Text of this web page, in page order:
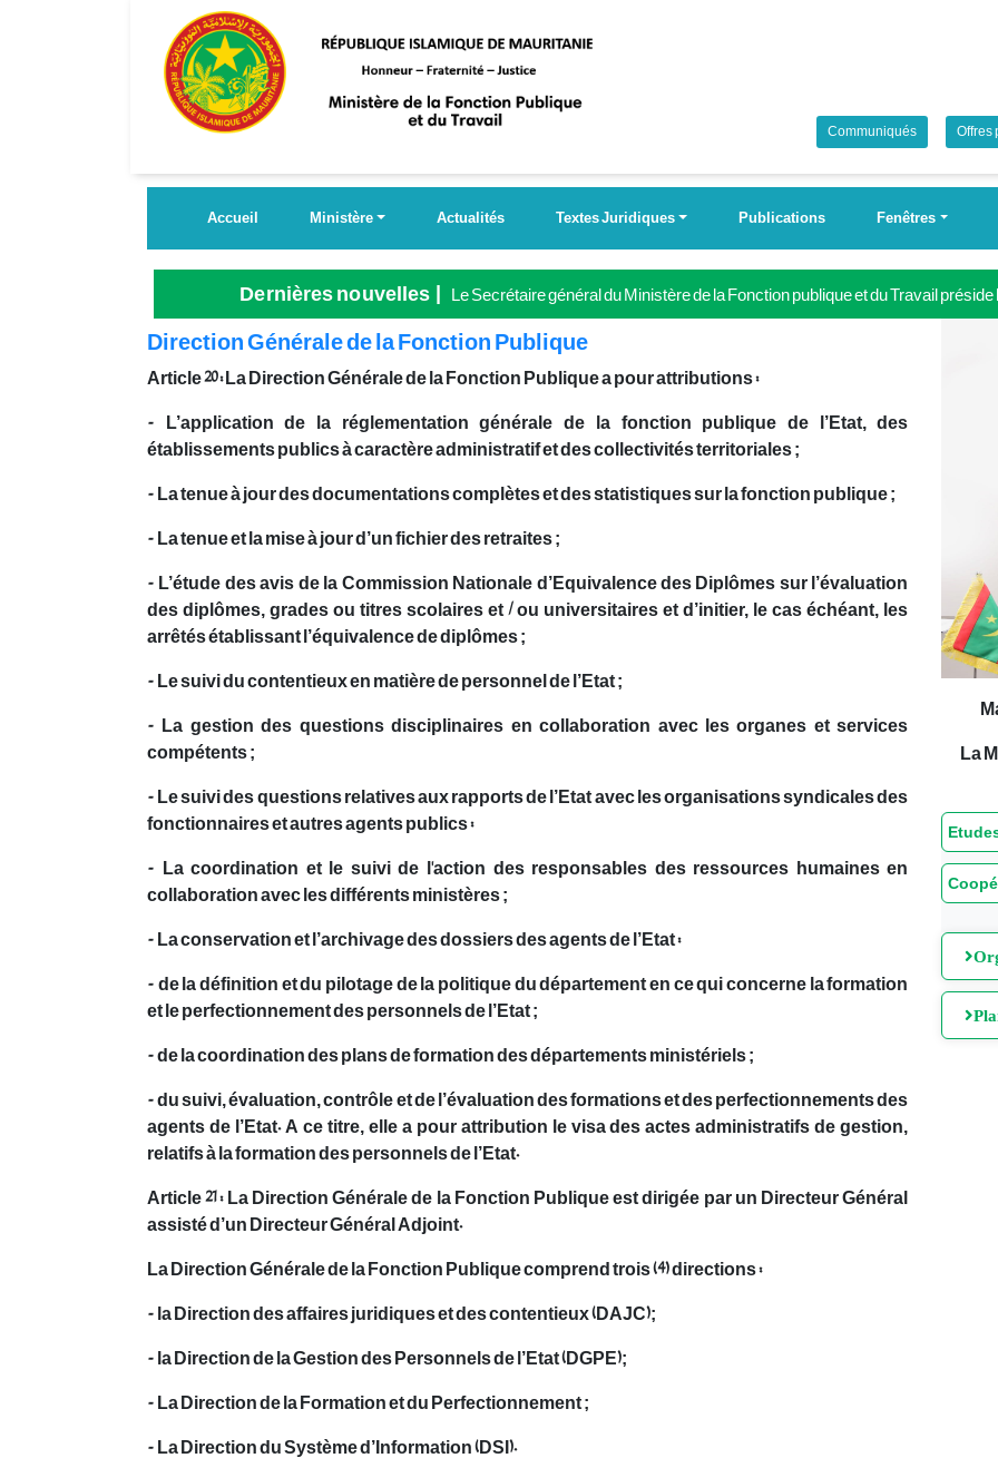
Communiqués Offres
Accueil Ministère Actualités Textes Juridiques Publications Fenêtres
Dernières nouvelles
Le Secrétaire général du Ministère de la Fonction publique et du Travail
Direction Générale de la Fonction Publique
Article 20 : La Direction Générale de la Fonction Publique a pour attributions :
- L’application de la réglementation générale de la fonction publique de l’Etat, des
établissements publics à caractère administratif et des collectivités territoriales ;
- La tenue à jour des documentations complètes et des statistiques sur la fonction publique ;
- La tenue et la mise à jour d’un fichier des retraites ;
- L’étude des avis de la Commission Nationale d’Equivalence des Diplômes sur l’évaluation
des diplômes, grades ou titres scolaires et / ou universitaires et d’initier, le cas échéant, les
arrêtés établissant l’équivalence de diplômes ;
- Le suivi du contentieux en matière de personnel de l’Etat ;
- La gestion des questions disciplinaires en collaboration avec les organes et services
compétents ;
- Le suivi des questions relatives aux rapports de l’Etat avec les organisations syndicales des
fonctionnaires et autres agents publics :
- La coordination et le suivi de l'action des responsables des ressources humaines en
collaboration avec les différents ministères ;
- La conservation et l’archivage des dossiers des agents de l’Etat :
- de la définition et du pilotage de la politique du département en ce qui concerne la formation
et le perfectionnement des personnels de l’Etat ;
- de la coordination des plans de formation des départements ministériels ;
- du suivi, évaluation, contrôle et de l’évaluation des formations et des perfectionnements des
agents de l’Etat. A ce titre, elle a pour attribution le visa des actes administratifs de gestion,
relatifs à la formation des personnels de l’Etat.
Article 21 : La Direction Générale de la Fonction Publique est dirigée par un Directeur Général
assisté d’un Directeur Général Adjoint.
La Direction Générale de la Fonction Publique comprend trois (4) directions :
- la Direction des affaires juridiques et des contentieux (DAJC);
- la Direction de la Gestion des Personnels de l’Etat (DGPE);
- La Direction de la Formation et du Perfectionnement ;
- La Direction du Système d’Information (DSI).
La